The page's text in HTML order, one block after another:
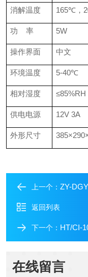
消解温度 165℃，
功 率 5W
操作界面 中文
环境温度 5-40℃
相对湿度 ≤85%RH
供电电源 12V 3A
外形尺寸
上一个： ZY-DGY10
返回列表
下一个： HT/CI-100
在线留言